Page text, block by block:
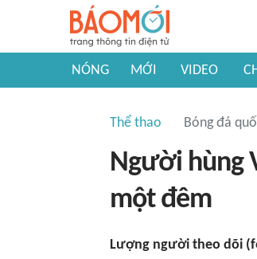
NÓNG MỚI VIDEO
Thể thao Bóng đá
Người hùng
một đêm
Lượng người theo dõi